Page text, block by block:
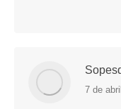
disse:
7 de